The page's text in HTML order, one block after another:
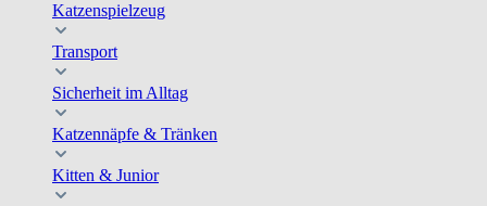
Katzenspielzeug
Transport
Sicherheit im Alltag
Katzennäpfe & Tränken
Kitten & Junior